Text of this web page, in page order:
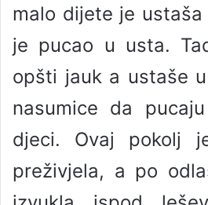
malo dijete je
je pucao u usta.
opšti jauk a ustaše
nasumice da
djeci. Ovaj pokolj
preživjela, a po